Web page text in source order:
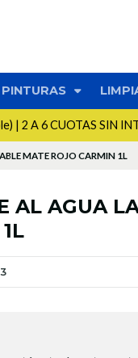
PINTURAS
| 2 A 6 CUOTAS SIN
MATE ROJO CARMIN 1L
AL AGUA